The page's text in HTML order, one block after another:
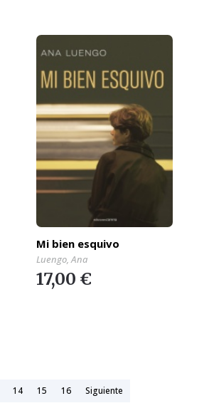
Mi bien esquivo
Luengo, Ana
17,00 €
14 15 16 Siguiente